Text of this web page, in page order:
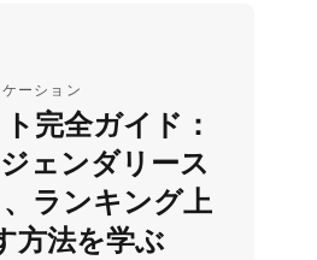
ーション
完全ガイド：
ェンダリース
ランキング上
方法を学ぶ